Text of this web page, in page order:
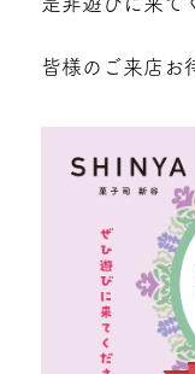
皆様のご来店お